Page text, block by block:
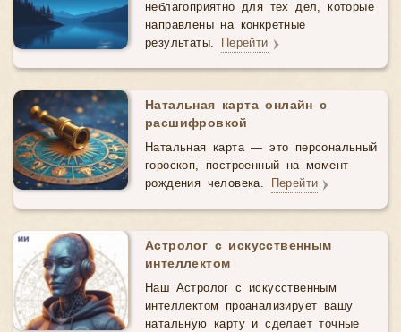
неблагоприятно для тех дел, которые
направлены на конкретные
результаты. Перейти
Натальная карта онлайн с
расшифровкой
Натальная карта — это персональный
гороскоп, построенный на момент
рождения человека. Перейти
Астролог с искусственным
интеллектом
Наш Астролог с искусственным
интеллектом проанализирует вашу
натальную карту и сделает точные